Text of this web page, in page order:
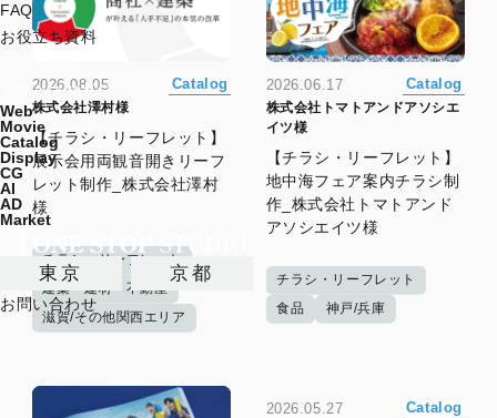
FAQ
お役立ち資料
ノウハウマガジン
Web
Movie
Catalog
Display
CG
AI
AD
Market
東京 京都
お問い合わせ
2026.08.05 Catalog
株式会社澤村様
【チラシ・リーフレット】
展示会用両観音開きリーフ
レット制作_株式会社澤村
様
チラシ・リーフレット
建築・建材・不動産
滋賀/その他関西エリア
2026.06.17 Catalog
株式会社トマトアンドアソシエ
イツ様
【チラシ・リーフレット】
地中海フェア案内チラシ制
作_株式会社トマトアンド
アソシエイツ様
チラシ・リーフレット
食品
神戸/兵庫
2026.05.27 Catalog